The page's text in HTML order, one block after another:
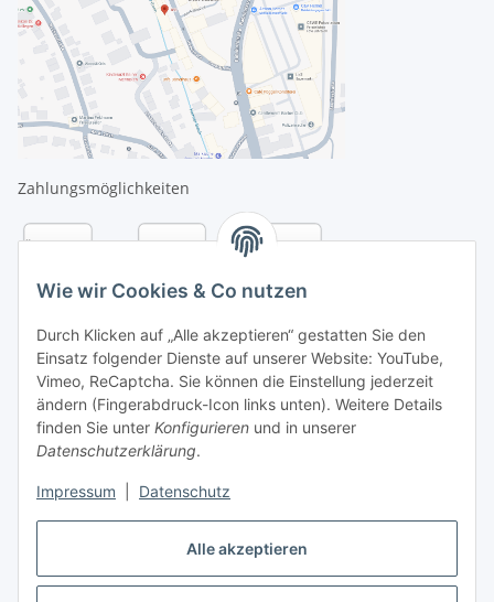
Alle akzeptieren
Wie wir Cookies & Co nutzen
Durch Klicken auf „Alle akzeptieren“ gestatten Sie den
Einsatz folgender Dienste auf unserer Website: YouTube,
Vimeo, ReCaptcha. Sie können die Einstellung jederzeit
ändern (Fingerabdruck-Icon links unten). Weitere Details
finden Sie unter Konfigurieren und in unserer
Datenschutzerklärung.
Impressum Datenschutz
Zahlungsmöglichkeiten